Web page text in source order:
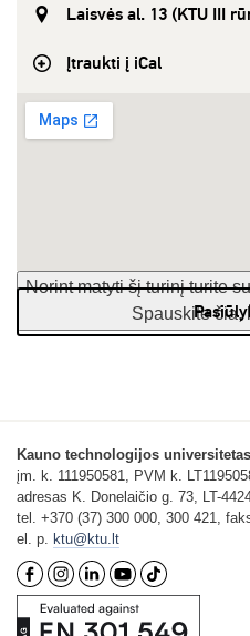
Laisvės al. 13 (KTU III
Įtraukti į iCal
Norint matyti šį turinį turite
Spauskite čia,
Kauno technologijos universitetas
įm. k. 111950581, PVM k.
adresas K. Donelaičio g. 73, LT-
tel. +370 (37) 300 000, 300 421,
el. p. ktu@ktu.lt